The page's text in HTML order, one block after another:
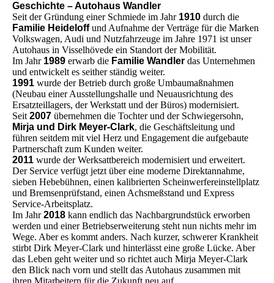
Geschichte – Autohaus Wandler
Seit der Gründung einer Schmiede im Jahr 1910 durch die
Familie Heideloffund Aufnahme der Verträge für die Marken
Volkswagen, Audi und Nutzfahrzeuge im Jahre 1971 ist unser
Autohaus in Visselhövede ein Standort der Mobilität.
Im Jahr 1989 erwarb die Familie Wandler das Unternehmen
und entwickelt es seither ständig weiter.
1991 wurde der Betrieb durch große Umbaumaßnahmen
(Neubau einer Ausstellungshalle und Neuausrichtung des
Ersatzteillagers, der Werkstatt und der Büros) modernisiert.
Seit 2007 übernehmen die Tochter und der Schwiegersohn,
Mirja und Dirk Meyer-Clark, die Geschäftsleitung und
führen seitdem mit viel Herz und Engagement die aufgebaute
Partnerschaft zum Kunden weiter.
2011 wurde der Werksattbereich modernisiert und erweitert.
Der Service verfügt jetzt über eine moderne Direktannahme,
sieben Hebebühnen, einen kalibrierten Scheinwerfereinstellplatz
und Bremsenprüfstand, einen Achsmeßstand und Express
Service-Arbeitsplatz.
Im Jahr2018 kann endlich das Nachbargrundstück erworben
werden und einer Betriebserweiterung steht nun nichts mehr im
Wege. Aber es kommt anders. Nach kurzer, schwerer Krankheit
stirbt Dirk Meyer-Clark und hinterlässt eine große Lücke. Aber
das Leben geht weiter und so richtet auch Mirja Meyer-Clark
den Blick nach vorn und stellt das Autohaus zusammen mit
ihren Mitarbeitern für die Zukunft neu auf.